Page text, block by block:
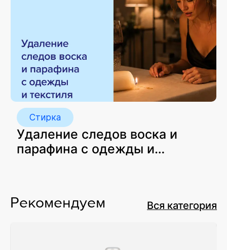
Стирка
Удаление следов воска и
парафина с одежды и
Рекомендуем Вся категория